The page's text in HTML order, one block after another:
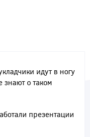
идут в ногу
о таком
презентации